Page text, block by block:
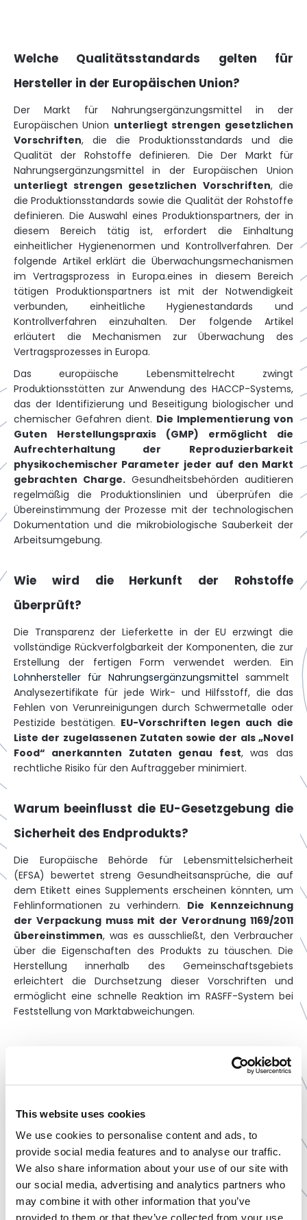
This website uses cookies
We use cookies to personalise content and ads, to
provide social media features and to analyse our traffic.
We also share information about your use of our site with
our social media, advertising and analytics partners who
may combine it with other information that you’ve
provided to them or that they’ve collected from your use
Welche Qualitätsstandards gelten für
Hersteller in der Europäischen Union?
Der Markt für Nahrungsergänzungsmittel in der
Europäischen Union unterliegt strengen gesetzlichen
Vorschriften, die die Produktionsstandards und die
Qualität der Rohstoffe definieren. Die Der Markt für
Nahrungsergänzungsmittel in der Europäischen Union
unterliegt strengen gesetzlichen Vorschriften, die
die Produktionsstandards sowie die Qualität der Rohstoffe
definieren. Die Auswahl eines Produktionspartners, der in
diesem Bereich tätig ist, erfordert die Einhaltung
einheitlicher Hygienenormen und Kontrollverfahren. Der
folgende Artikel erklärt die Überwachungsmechanismen
im Vertragsprozess in Europa.eines in diesem Bereich
tätigen Produktionspartners ist mit der Notwendigkeit
verbunden, einheitliche Hygienestandards und
Kontrollverfahren einzuhalten. Der folgende Artikel
erläutert die Mechanismen zur Überwachung des
Vertragsprozesses in Europa.
Das europäische Lebensmittelrecht zwingt
Produktionsstätten zur Anwendung des HACCP-Systems,
das der Identifizierung und Beseitigung biologischer und
chemischer Gefahren dient. Die Implementierung von
Guten Herstellungspraxis (GMP) ermöglicht die
Aufrechterhaltung der Reproduzierbarkeit
physikochemischer Parameter jeder auf den Markt
gebrachten Charge. Gesundheitsbehörden auditieren
regelmäßig die Produktionslinien und überprüfen die
Übereinstimmung der Prozesse mit der technologischen
Dokumentation und die mikrobiologische Sauberkeit der
Arbeitsumgebung.
Wie wird die Herkunft der Rohstoffe
überprüft?
Die Transparenz der Lieferkette in der EU erzwingt die
vollständige Rückverfolgbarkeit der Komponenten, die zur
Erstellung der fertigen Form verwendet werden. Ein
Lohnhersteller für Nahrungsergänzungsmittel sammelt
Analysezertifikate für jede Wirk- und Hilfsstoff, die das
Fehlen von Verunreinigungen durch Schwermetalle oder
Pestizide bestätigen. EU-Vorschriften legen auch die
Liste der zugelassenen Zutaten sowie der als „Novel
Food“ anerkannten Zutaten genau fest, was das
rechtliche Risiko für den Auftraggeber minimiert.
Warum beeinflusst die EU-Gesetzgebung die
Sicherheit des Endprodukts?
Die Europäische Behörde für Lebensmittelsicherheit
(EFSA) bewertet streng Gesundheitsansprüche, die auf
dem Etikett eines Supplements erscheinen könnten, um
Fehlinformationen zu verhindern. Die Kennzeichnung
der Verpackung muss mit der Verordnung 1169/2011
übereinstimmen, was es ausschließt, den Verbraucher
über die Eigenschaften des Produkts zu täuschen. Die
Herstellung innerhalb des Gemeinschaftsgebiets
erleichtert die Durchsetzung dieser Vorschriften und
ermöglicht eine schnelle Reaktion im RASFF-System bei
Feststellung von Marktabweichungen.
Rahmen der europäischen Strukturen tätig ist, garantiert
die Übereinstimmung des Prozesses mit einheitlichen
sanitären und rechtlichen Richtlinien. Ein wesentlicher
Aspekt ist das obligatorische Risikomanagement und die
vollständige Transparenz der Herkunft der Komponenten,
was das Risiko der Einführung unerlaubter oder
kontaminierter Substanzen in den Verkehr minimiert. Die